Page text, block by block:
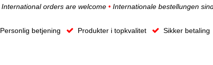
International orders are welcome •Internationale bestellungen
Personlig betjening Produkter i topkvalitet Sikker betaling